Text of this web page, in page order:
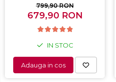
interioara, H 84 cm,
Negru
799,90 RON
679,90 RON
IN STOC
Adauga in cos